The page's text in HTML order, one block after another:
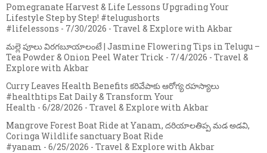
Pomegranate Harvest & Life Lessons Upgrading Your
Lifestyle Step by Step! #telugushorts
#lifelessons - 7/30/2026 - Travel & Explore with Akbar
మల్లె పూలు విరగబూయాలంటే | Jasmine Flowering Tips in Telugu –
Tea Powder & Onion Peel Water Trick - 7/4/2026 - Travel &
Explore with Akbar
Curry Leaves Health Benefits కరివేపాకు ఆరోగ్య రహస్యాలు
#healthtips Eat Daily & Transform Your
Health - 6/28/2026 - Travel & Explore with Akbar
Mangrove Forest Boat Ride at Yanam, దరియాలతిప్ప మడ అడవి,
Coringa Wildlife sanctuary Boat Ride
#yanam - 6/25/2026 - Travel & Explore with Akbar